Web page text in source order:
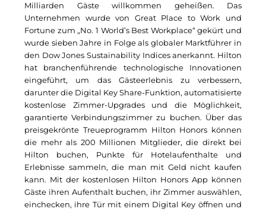
Munich Airport Business Park
National Center for Waste Management
Neuhausen Neudenken
PAULUS Immobiliengruppe
Pembroke
Quartier am Bahnhof Taufkirchen
R&S Immobilienmanagement GmbH
RE/MAX Germany
Milliarden Gäste willkommen geheißen. Das
Unternehmen wurde von Great Place to Work und
Fortune zum „No. 1 World’s Best Workplace“ gekürt und
wurde sieben Jahre in Folge als globaler Marktführer in
den Dow Jones Sustainability Indices anerkannt. Hilton
hat branchenführende technologische Innovationen
eingeführt, um das Gästeerlebnis zu verbessern,
darunter die Digital Key Share-Funktion, automatisierte
kostenlose Zimmer-Upgrades und die Möglichkeit,
garantierte Verbindungszimmer zu buchen. Über das
preisgekrönte Treueprogramm Hilton Honors können
die mehr als 200 Millionen Mitglieder, die direkt bei
Hilton buchen, Punkte für Hotelaufenthalte und
Erlebnisse sammeln, die man mit Geld nicht kaufen
kann. Mit der kostenlosen Hilton Honors App können
Gäste ihren Aufenthalt buchen, ihr Zimmer auswählen,
einchecken, ihre Tür mit einem Digital Key öffnen und